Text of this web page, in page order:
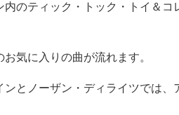
内のティック・トック・トイ＆コ
気に入りの曲が流れます。
ンとノーザン・ディライツでは、